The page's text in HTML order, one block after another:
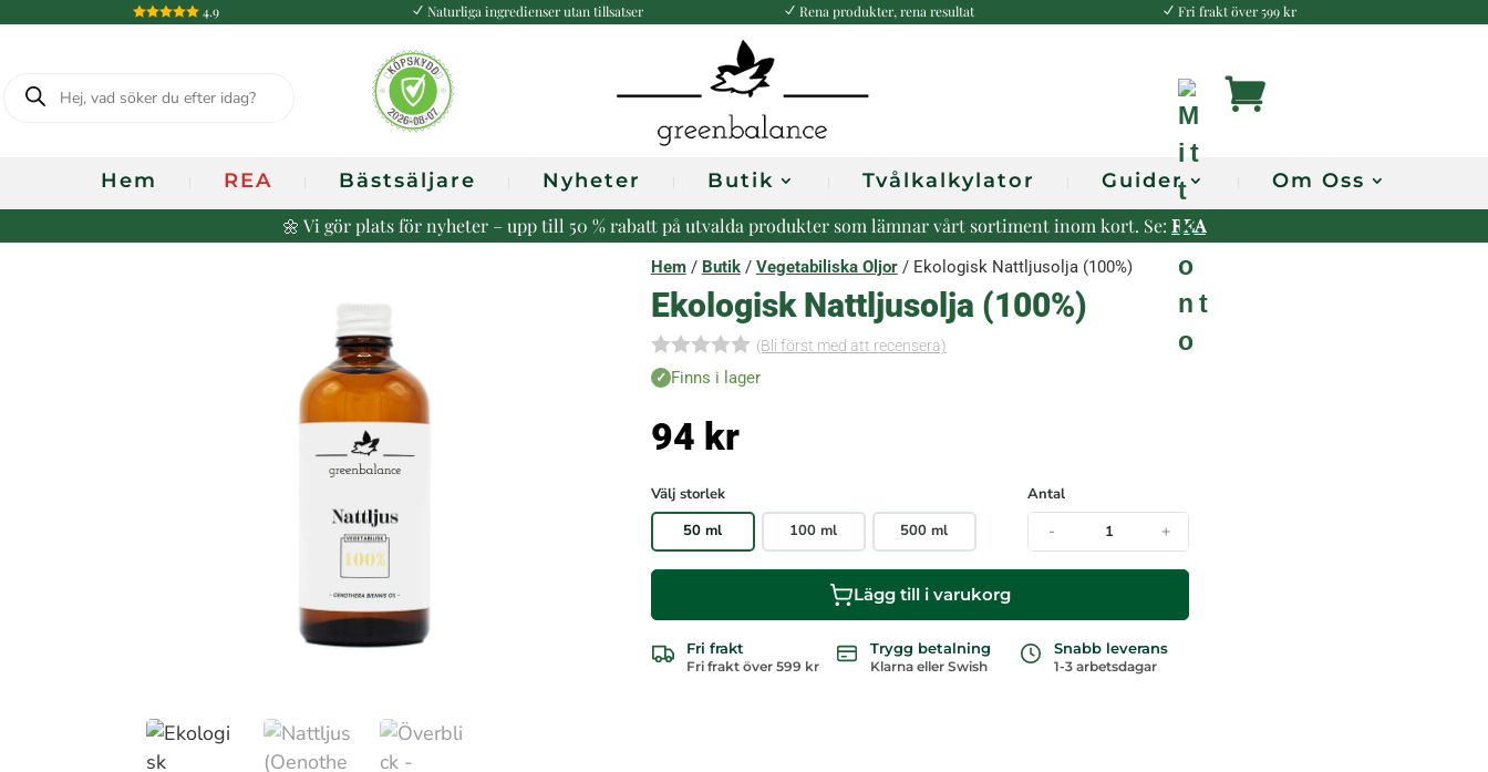
4.9 N Naturliga ingredienser utan tillsatser N Rena produkter, rena resultat N Fri frakt över 599 kr
Produktsökning
M
t
K
Hem REA Bästsäljare Nyheter Butik Tvålkalkylator Guider Om Oss
🌼 Vi gör plats för nyheter – upp till 50 % rabatt på utvalda produkter som lämnar vårt sortiment inom kort. Se: REA
Hem/ Butik/ Vegetabiliska Oljor/ Ekologisk Nattljusolja (100%)
Ekologisk Nattljusolja (100%)
I
n
a
r
c
e
n
o
e
(Bli först med att recensera)
Finns i lager
94 kr
Välj storlek
50 ml
100 ml 500 ml
Antal
- +
Lägg till i varukorg
Fri frakt
Fri frakt över 599 kr
Trygg betalning
Klarna eller Swish
Snabb leverans
1-3 arbetsdagar